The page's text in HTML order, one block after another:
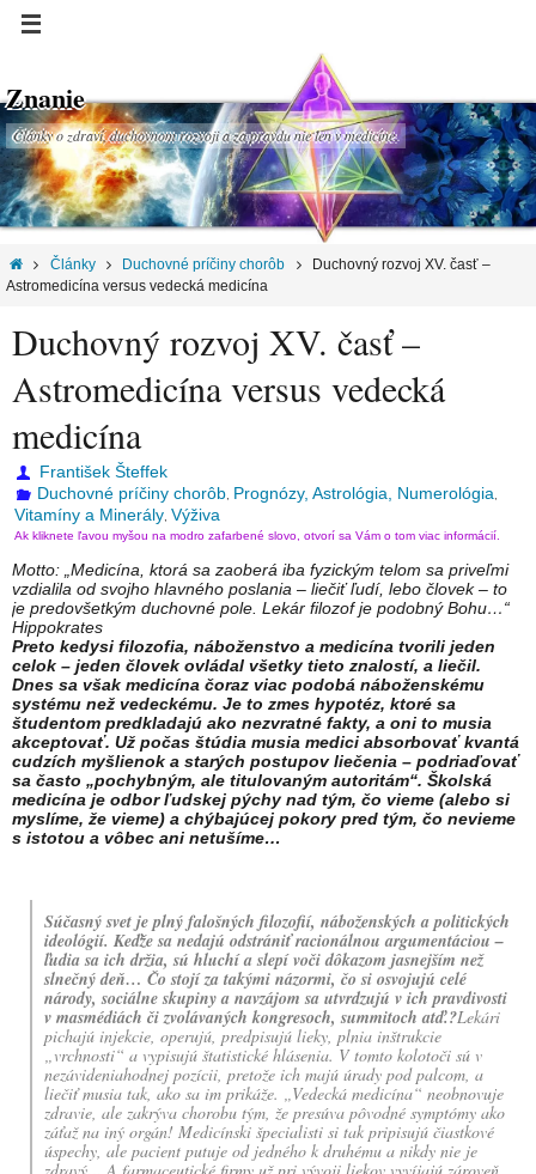
Znanie
Články o zdraví, duchovnom rozvoji a za pravdu nie len v medicíne.
Články Duchovné príčiny chorôb
Duchovný rozvoj XV. časť –
Astromedicína versus vedecká medicína
Duchovný rozvoj XV. časť –
Astromedicína versus vedecká
medicína
František Šteffek
Duchovné príčiny chorôb Prognózy, Astrológia, Numerológia
Vitamíny a Minerály Výživa
Ak kliknete ľavou myšou na modro zafarbené slovo, otvorí sa Vám o tom viac informácií.
Motto: „Medicína, ktorá sa zaoberá iba fyzickým telom sa priveľmi
vzdialila od svojho hlavného poslania – liečiť ľudí, lebo človek – to
je predovšetkým duchovné pole. Lekár filozof je podobný Bohu…“
Hippokrates
Preto kedysi filozofia, náboženstvo a medicína tvorili jeden
celok – jeden človek ovládal všetky tieto znalostí, a liečil.
Dnes sa však medicína čoraz viac podobá náboženskému
systému než vedeckému. Je to zmes hypotéz, ktoré sa
študentom predkladajú ako nezvratné fakty, a oni to musia
akceptovať. Už počas štúdia musia medici absorbovať kvantá
cudzích myšlienok a starých postupov liečenia – podriaďovať
sa často „pochybným, ale titulovaným autoritám“. Školská
medicína je odbor ľudskej pýchy nad tým, čo vieme (alebo si
myslíme, že vieme) a chýbajúcej pokory pred tým, čo nevieme
s istotou a vôbec ani netušíme…
Súčasný svet je plný falošných filozofií, náboženských a politických
ideológií. Keďže sa nedajú odstrániť racionálnou argumentáciou –
ľudia sa ich držia, sú hluchí a slepí voči dôkazom jasnejším než
slnečný deň… Čo stojí za takými názormi, čo si osvojujú celé
národy, sociálne skupiny a navzájom sa utvrdzujú v ich pravdivosti
v masmédiách či zvolávaných kongresoch, summitoch atď.?Lekári
pichajú injekcie, operujú, predpisujú lieky, plnia inštrukcie
„vrchnosti“ a vypisujú štatistické hlásenia. V tomto kolotoči sú v
nezávideniahodnej pozícii, pretože ich majú úrady pod palcom, a
liečiť musia tak, ako sa im prikáže. „Vedecká medicína“ neobnovuje
zdravie, ale zakrýva chorobu tým, že presúva pôvodné symptómy ako
záťaž na iný orgán! Medicínski špecialisti si tak pripisujú čiastkové
úspechy, ale pacient putuje od jedného k druhému a nikdy nie je